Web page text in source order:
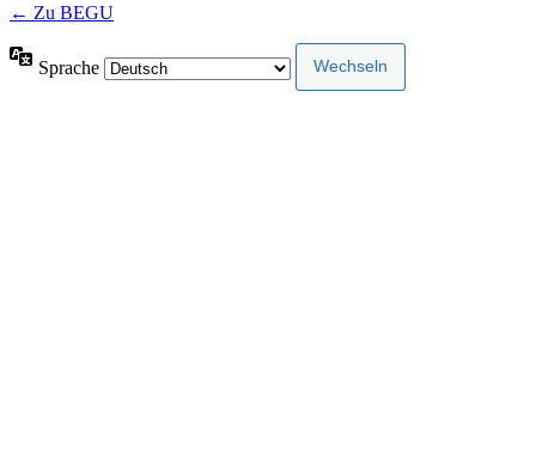
← Zu BEGU
Sprache